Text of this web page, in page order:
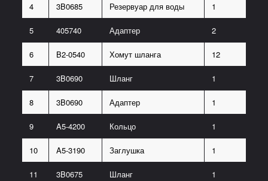
4 3B0685 Резервуар для воды 1
5 405740 Адаптер 2
6 B2-0540 Хомут шланга 12
7 3B0690 Шланг 1
8 3B0690 Адаптер 1
9 A5-4200 Кольцо 1
10 A5-3190 Заглушка 1
11 3B0675 Шланг 1